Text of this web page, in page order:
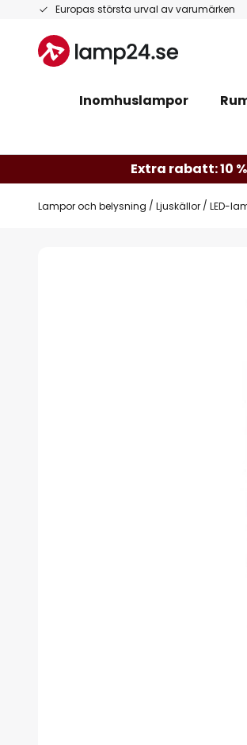
Europas största urval av varumärken
Hoppa
innehållet
Inomhuslampor
Extra rabatt: 10
Lampor och belysning Ljuskällor LED-